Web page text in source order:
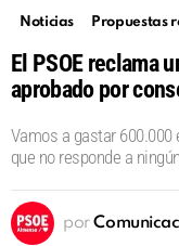
Noticias Propuestas
El PSOE reclama
aprobado por
Vamos a gastar
que no responde a
por